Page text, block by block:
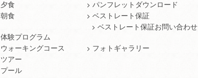
夕食
朝食
体験プログラム
ウォーキングコース
ツアー
プール
パンフレットダウンロード
ベストレート保証
ベストレート保証お問い合わせ
フォトギャラリー